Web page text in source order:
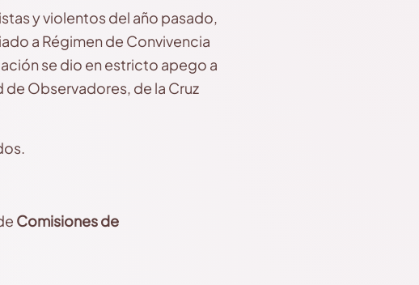
y violentos del año pasado,
a Régimen de Convivencia
se dio en estricto apego a
Observadores, de la Cruz
Comisiones de